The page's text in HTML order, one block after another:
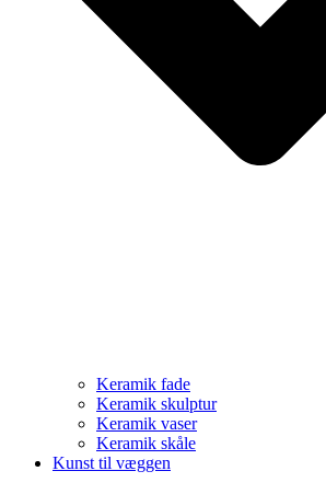
Keramik fade
Keramik skulptur
Keramik vaser
Keramik skåle
Kunst til væggen